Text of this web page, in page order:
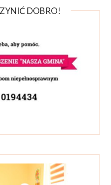
DOBRO!